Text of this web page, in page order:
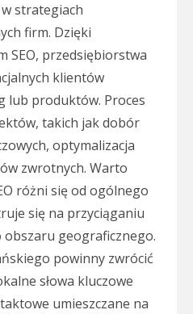
strategiach
firm. Dzięki
SEO, przedsiębiorstwa
klientów
lub produktów. Proces
takich jak dobór
optymalizacja
zwrotnych. Warto
różni się od ogólnego
się na przyciąganiu
geograficznego.
powinny zwrócić
słowa kluczowe
umieszczane na